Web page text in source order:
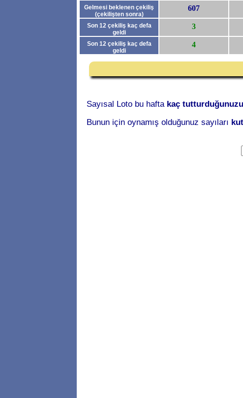
Gelmesi beklenen çekiliş
(çekilişten sonra)
607
Son 12 çekiliş kaç defa
geldi
3
Son 12 çekiliş kaç defa
geldi
4
Sayısal Loto bu hafta kaç tutturduğunuzu
Bunun için oynamış olduğunuz sayıları